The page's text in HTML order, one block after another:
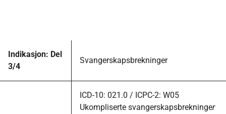
Indikasjon: Del
3/4
Svangerskapsbrekninger
ICD-10: 021.0 / ICPC-2: W05
Ukompliserte svangerskapsbrekninger